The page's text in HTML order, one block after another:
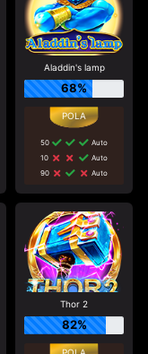
Aladdin's lamp
68%
50
Auto
10
Auto
90
Auto
Thor 2
82%